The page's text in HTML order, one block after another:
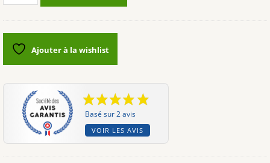
(campanula
rapunculoides)
Ajouter à la wishlist
Basé sur 2 avis
VOIR LES AVIS